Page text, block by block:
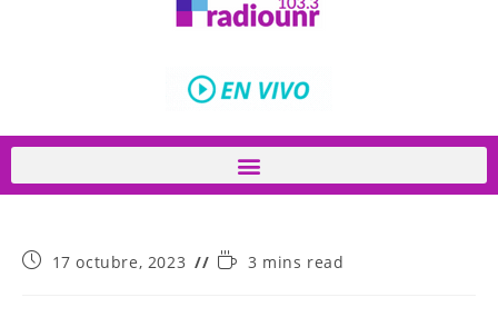
17 octubre, 2023 3 mins read